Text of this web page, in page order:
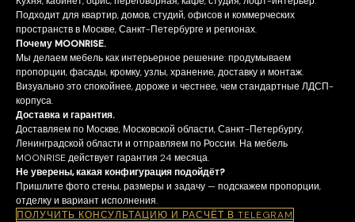
Подходит для квартир, домов, студий, офисов и коммерческих
пространств в Москве, Санкт-Петербурге и регионах.
Почему MOONRISE.
Мы делаем мебель как интерьерное решение: продумываем
пропорции, фасады, кромку, узлы, хранение, доставку и монтаж.
Визуально это спокойнее, дороже и честнее, чем стандартные ЛДСП-
корпуса.
Доставка и гарантия.
Доставляем по Москве, Московской области, Санкт-Петербургу,
Ленинградской области и отправляем по России. На мебель
MOONRISE действует гарантия 24 месяца.
Не уверены, какая конфигурация подойдёт?
Пришлите фото стены, размеры и задачу — подскажем пропорции,
отделку и вариант исполнения.
ПОЛУЧИТЬ КОНСУЛЬТАЦИЮ И РАСЧЁТ В TELEGRAM